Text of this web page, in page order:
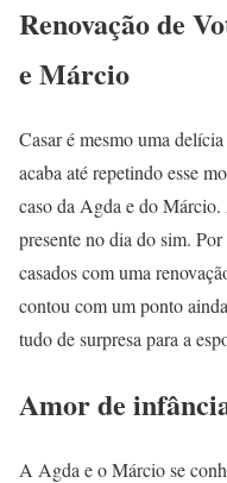
Renovação de
e Márcio
Casar é mesmo uma
acaba até repetindo esse
caso da Agda e do Márcio.
presente no dia do sim.
casados com uma
contou com um ponto
tudo de surpresa para a
Amor de
A Agda e o Márcio se